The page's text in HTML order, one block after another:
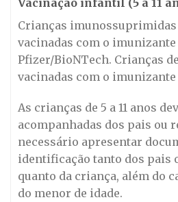
Crianças imunossuprimidas
vacinadas com o
Pfizer/BioNTech. Crianças de
vacinadas com o imunizante
As crianças de 5 a 11 anos
acompanhadas dos pais ou
necessário apresentar
identificação tanto dos pais
quanto da criança, além do
do menor de idade.